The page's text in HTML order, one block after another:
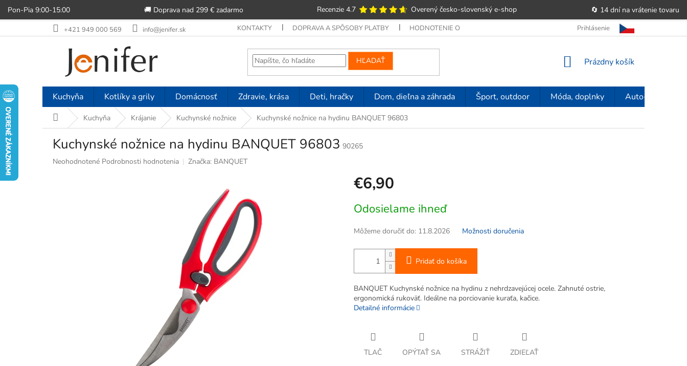
Pon-Pia 9:00-15:00 🚚 Doprava nad 299 € zadarmo Recenzie 4.7 Overený česko-slovenský e‑shop
🔄 14 dní na vrátenie tovaru
na
+421 949 000 569 info@jenifer.sk KONTAKTY DOPRAVA A SPÔSOBY PLATBY HODNOTENIE OBCHODU OBCHODNÉ PODMIENKY POUČENIE O PRÁVE
Prihlásenie
HĽADAŤ
NÁKUPNÝ
Prázdny košík
Kuchyňa Kotlíky a grily Domácnosť Zdravie, krása Deti, hračky Dom, dieľna a záhrada Šport, outdoor Móda, doplnky Auto-moto
DomovKuchyňa Krájanie Kuchynské nožnice Kuchynské nožnice na hydinu BANQUET 96803
Kuchynské nožnice na hydinu BANQUET 96803 90265
Priemerné
Neohodnotené Podrobnosti hodnotenia Značka: BANQUET
€6,90
cena:
Odosielame ihneď
Môžeme doručiť do: 11.8.2026 Možnosti doručenia
Pridať do košíka
BANQUET Kuchynské nožnice na hydinu z nehrdzavejúcej ocele. Zahnuté ostrie,
ergonomická rukoväť. Ideálne na porciovanie kuraťa, kačice.
Detailné informácie
TLAČ OPÝTAŤ SA STRÁŽIŤ ZDIEĽAŤ